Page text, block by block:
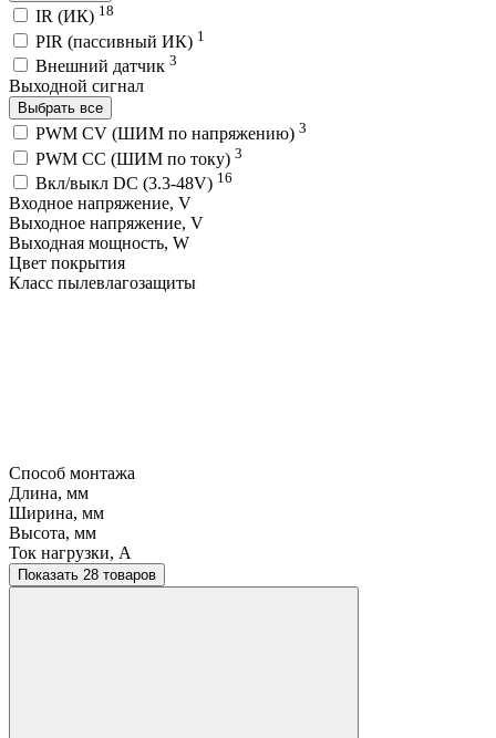
IR (ИК) 18
PIR (пассивный ИК) 1
Внешний датчик 3
Выходной сигнал
Выбрать все
PWM СV (ШИМ по напряжению) 3
PWM СС (ШИМ по току) 3
Вкл/выкл DC (3.3-48V) 16
Входное напряжение, V
Выходное напряжение, V
Выходная мощность, W
Цвет покрытия
Класс пылевлагозащиты
Способ монтажа
Длина, мм
Ширина, мм
Высота, мм
Ток нагрузки, A
Показать 28 товаров